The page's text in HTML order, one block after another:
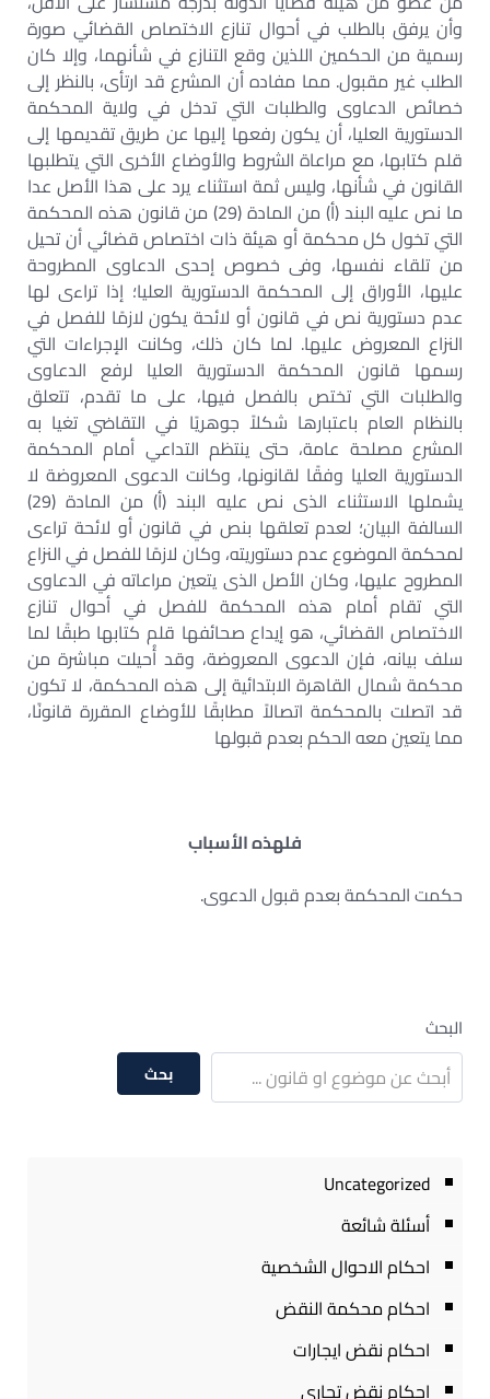
وأن يرفق بالطلب في أحوال تنازع الاختصاص القضائي صورة
رسمية من الحكمين اللذين وقع التنازع في شأنهما، وإلا كان
الطلب غير مقبول. مما مفاده أن المشرع قد ارتأى، بالنظر إلى
خصائص الدعاوى والطلبات التي تدخل في ولاية المحكمة
الدستورية العليا، أن يكون رفعها إليها عن طريق تقديمها إلى
قلم كتابها، مع مراعاة الشروط والأوضاع الأخرى التي يتطلبها
القانون في شأنها، وليس ثمة استثناء يرد على هذا الأصل عدا
ما نص عليه البند (أ) من المادة (29) من قانون هذه المحكمة
التي تخول كل محكمة أو هيئة ذات اختصاص قضائي أن تحيل
من تلقاء نفسها، وفى خصوص إحدى الدعاوى المطروحة
عليها، الأوراق إلى المحكمة الدستورية العليا؛ إذا تراءى لها
عدم دستورية نص في قانون أو لائحة يكون لازمًا للفصل في
النزاع المعروض عليها. لما كان ذلك، وكانت الإجراءات التي
رسمها قانون المحكمة الدستورية العليا لرفع الدعاوى
والطلبات التي تختص بالفصل فيها، على ما تقدم، تتعلق
بالنظام العام باعتبارها شكلاً جوهريًا في التقاضي تغيا به
المشرع مصلحة عامة، حتى ينتظم التداعي أمام المحكمة
الدستورية العليا وفقًا لقانونها، وكانت الدعوى المعروضة لا
يشملها الاستثناء الذى نص عليه البند (أ) من المادة (29)
السالفة البيان؛ لعدم تعلقها بنص في قانون أو لائحة تراءى
لمحكمة الموضوع عدم دستوريته، وكان لازمًا للفصل في النزاع
المطروح عليها، وكان الأصل الذى يتعين مراعاته في الدعاوى
التي تقام أمام هذه المحكمة للفصل في أحوال تنازع
الاختصاص القضائي، هو إيداع صحائفها قلم كتابها طبقًا لما
سلف بيانه، فإن الدعوى المعروضة، وقد أُحيلت مباشرة من
محكمة شمال القاهرة الابتدائية إلى هذه المحكمة، لا تكون
قد اتصلت بالمحكمة اتصالاً مطابقًا للأوضاع المقررة قانونًا،
مما يتعين معه الحكم بعدم قبولها
فلهذه الأسباب
حكمت المحكمة بعدم قبول الدعوى.
البحث
بحث
Uncategorized
أسئلة شائعة
احكام الاحوال الشخصية
احكام محكمة النقض
احكام نقض ايجارات
احكام نقض تجارى